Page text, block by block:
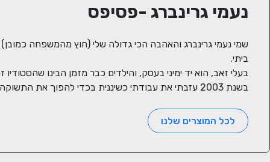
סרטון הדרכה שישלח בווטסאפ לאחר הרכישה
נעמי גרינברג -פסיפס
בשנת 2003 עזבתי את עבודתי כשיננית בכדי להפוך את התשוקה שלי לפסיפס למקצוע והקמתי את הסטודיו לפסיפס
לכל המוצרים שלנו